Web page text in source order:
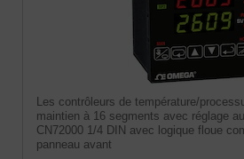
Les contrôleurs de température/
maintien à 16 segments avec réglage
CN72000 1/4 DIN avec logique floue
panneau avant